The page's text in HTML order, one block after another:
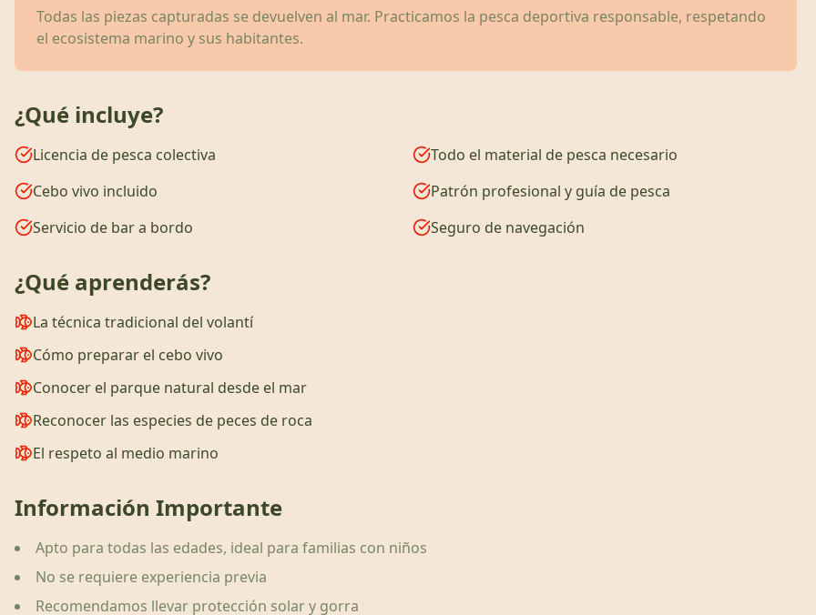
Todas las piezas capturadas se devuelven al mar. Practicamos la pesca deportiva responsable, respetando
el ecosistema marino y sus habitantes.
¿Qué incluye?
Licencia de pesca colectiva
Todo el material de pesca necesario
Cebo vivo incluido
Patrón profesional y guía de pesca
Servicio de bar a bordo
Seguro de navegación
¿Qué aprenderás?
La técnica tradicional del volantí
Cómo preparar el cebo vivo
Conocer el parque natural desde el mar
Reconocer las especies de peces de roca
El respeto al medio marino
Información Importante
Apto para todas las edades, ideal para familias con niños
No se requiere experiencia previa
Recomendamos llevar protección solar y gorra